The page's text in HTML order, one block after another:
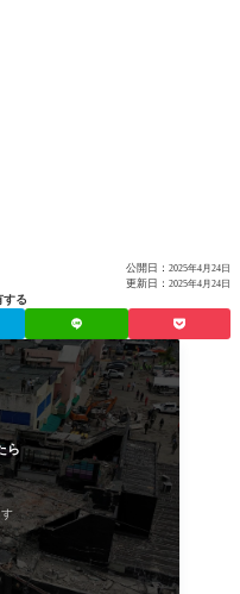
公開日： 2025年4月24日
更新日： 2025年4月24日
する
ら